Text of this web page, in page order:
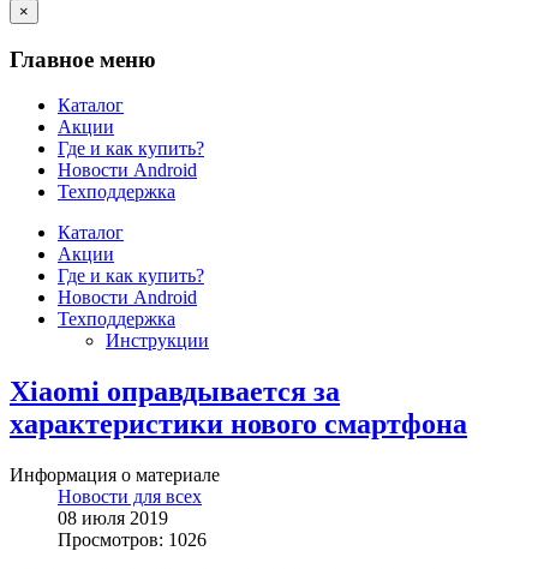
×
Главное меню
Каталог
Акции
Где и как купить?
Новости Android
Техподдержка
Каталог
Акции
Где и как купить?
Новости Android
Техподдержка
Инструкции
Xiaomi оправдывается за
характеристики нового смартфона
Информация о материале
Новости для всех
08 июля 2019
Просмотров: 1026